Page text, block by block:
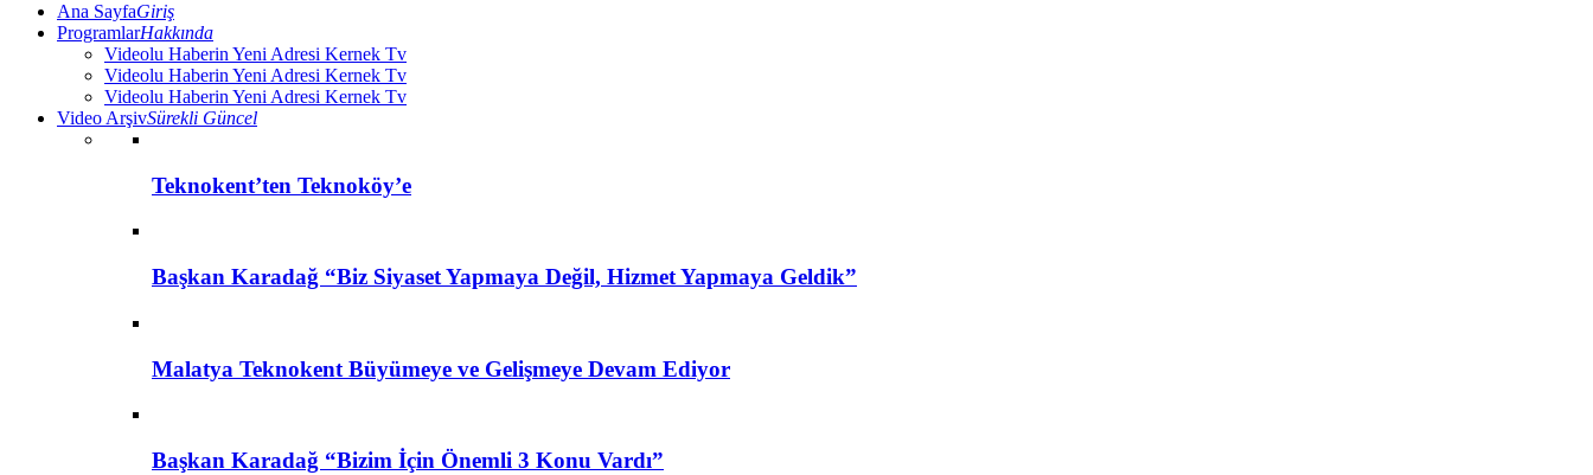
Ana SayfaGiriş
ProgramlarHakkında
Videolu Haberin Yeni Adresi Kernek Tv
Videolu Haberin Yeni Adresi Kernek Tv
Videolu Haberin Yeni Adresi Kernek Tv
Video ArşivSürekli Güncel
Teknokent’ten Teknoköy’e
Başkan Karadağ “Biz Siyaset Yapmaya Değil, Hizmet Yapmaya Geldik”
Malatya Teknokent Büyümeye ve Gelişmeye Devam Ediyor
Başkan Karadağ “Bizim İçin Önemli 3 Konu Vardı”